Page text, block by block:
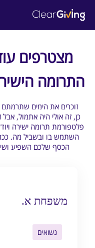
מצטרפים
התרומה
?זוכרים את הימים
כן, זה אולי היה אתמול,
פלטפורמת תרומה ישירה
השתמש בו ובשביל מה. ככה
הכסף שלכם השפיע
משפחת א.
נשואים